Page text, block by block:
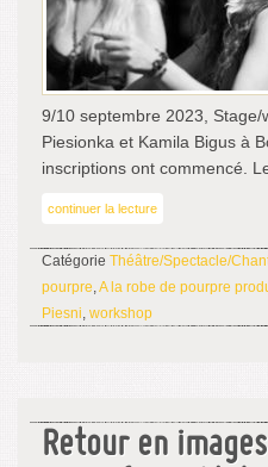
9/10 septembre 2023, Stage/
Piesionka et Kamila Bigus à
inscriptions ont commencé.
continuer la lecture
Catégorie Théâtre/Spectacle/
pourpre,A la robe de pourpre
Piesni, workshop
Retour en